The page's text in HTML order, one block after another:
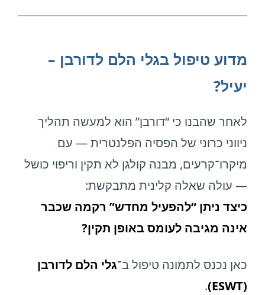
מדוע טיפול בגלי הלם לדורבן –
יעיל?
לאחר שהבנו כי “דורבן” הוא למעשה תהליך
ניווני כרוני של הפסיה הפלנטרית — עם
מיקרו־קרעים, מבנה קולגן לא תקין וריפוי כושל
— עולה שאלה קלינית מתבקשת:
כיצד ניתן “להפעיל מחדש” רקמה שכבר
אינה מגיבה לעומס באופן תקין?
כאן נכנס לתמונה טיפול ב־גלי הלם לדורבן
(ESWT)
.